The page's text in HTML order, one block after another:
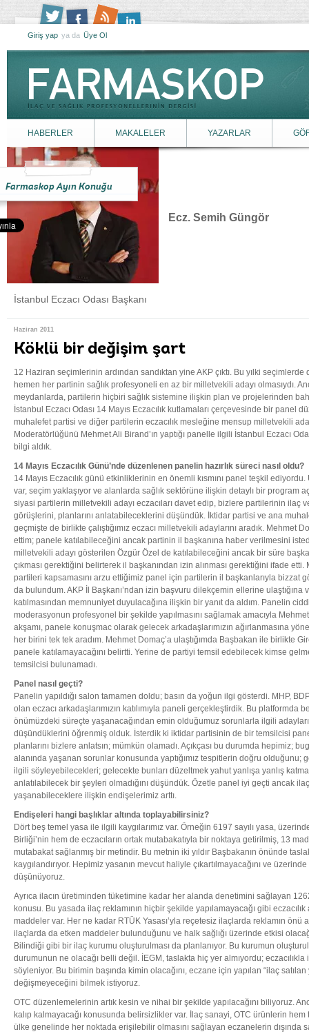
Giriş yap ya da Üye Ol
HABERLER MAKALELER YAZARLAR
Farmaskop Ayın Konuğu
Ecz. Semih Güngör
İstanbul Eczacı Odası Başkanı
Haziran 2011
Köklü bir değişim şart
12 Haziran seçimlerinin ardından sandıktan yine AKP çıktı. Bu yılki
hemen her partinin sağlık profesyoneli en az bir milletvekili adayı olmasıydı.
meydanlarda, partilerin hiçbiri sağlık sistemine ilişkin plan ve projelerinden
İstanbul Eczacı Odası 14 Mayıs Eczacılık kutlamaları çerçevesinde bir panel
muhalefet partisi ve diğer partilerin eczacılık mesleğine mensup milletvekili
Moderatörlüğünü Mehmet Ali Birand’ın yaptığı panelle ilgili İstanbul Eczacı
bilgi aldık.
14 Mayıs Eczacılık Günü’nde düzenlenen panelin hazırlık süreci nasıl oldu?
14 Mayıs Eczacılık günü etkinliklerinin en önemli kısmını panel teşkil
var, seçim yaklaşıyor ve alanlarda sağlık sektörüne ilişkin detaylı bir program
siyasi partilerin milletvekili adayı eczacıları davet edip, bizlere partilerinin ilaç
görüşlerini, planlarını anlatabileceklerini düşündük. İktidar partisi ve ana
geçmişte de birlikte çalıştığımız eczacı milletvekili adaylarını aradık. Mehmet
ettim; panele katılabileceğini ancak partinin il başkanına haber verilmesini
milletvekili adayı gösterilen Özgür Özel de katılabileceğini ancak bir süre
çıkması gerektiğini belirterek il başkanından izin alınması gerektiğini ifade
partileri kapsamasını arzu ettiğimiz panel için partilerin il başkanlarıyla bizzat
da bulundum. AKP İl Başkanı’ndan izin başvuru dilekçemin ellerine ulaştığına
katılmasından memnuniyet duyulacağına ilişkin bir yanıt da aldım. Panelin
moderasyonun profesyonel bir şekilde yapılmasını sağlamak amacıyla
akşamı, panele konuşmac olarak gelecek arkadaşlarımızın ağırlanmasına
her birini tek tek aradım. Mehmet Domaç’a ulaştığımda Başbakan ile birlikte
panele katılamayacağını belirtti. Yerine de partiyi temsil edebilecek kimse
temsilcisi bulunamadı.
Panel nasıl geçti?
Panelin yapıldığı salon tamamen doldu; basın da yoğun ilgi gösterdi. MHP,
olan eczacı arkadaşlarımızın katılımıyla paneli gerçekleştirdik. Bu platformda
önümüzdeki süreçte yaşanacağından emin olduğumuz sorunlarla ilgili
düşündüklerini öğrenmiş olduk. İsterdik ki iktidar partisinin de bir temsilcisi
planlarını bizlere anlatsın; mümkün olamadı. Açıkçası bu durumda hepimiz;
alanında yaşanan sorunlar konusunda yaptığımız tespitlerin doğru olduğunu;
ilgili söyleyebilecekleri; gelecekte bunları düzeltmek yahut yanlışa yanlış
anlatılabilecek bir şeyleri olmadığını düşündük. Özetle panel iyi geçti ancak
yaşanabileceklere ilişkin endişelerimiz arttı.
Endişeleri hangi başlıklar altında toplayabilirsiniz?
Dört beş temel yasa ile ilgili kaygılarımız var. Örneğin 6197 sayılı yasa,
Birliği’nin hem de eczacıların ortak mutabakatıyla bir noktaya getirilmiş, 13
mutabakat sağlanmış bir metindir. Bu metnin iki yıldır Başbakanın önünde
kaygılandırıyor. Hepimiz yasanın mevcut haliyle çıkartılmayacağını ve
düşünüyoruz.
Ayrıca ilacın üretiminden tüketimine kadar her alanda denetimini sağlayan
konusu. Bu yasada ilaç reklamının hiçbir şekilde yapılamayacağı gibi eczacılık
maddeler var. Her ne kadar RTÜK Yasası’yla reçetesiz ilaçlarda reklamın önü
ilaçlarda da etken maddeler bulunduğunu ve halk sağlığı üzerinde etkisi
Bilindiği gibi bir ilaç kurumu oluşturulması da planlanıyor. Bu kurumun
durumunun ne olacağı belli değil. İEGM, taslakta hiç yer almıyordu;
söyleniyor. Bu birimin başında kimin olacağını, eczane için yapılan “ilaç satılan
değişmeyeceğini bilmek istiyoruz.
OTC düzenlemelerinin artık kesin ve nihai bir şekilde yapılacağını biliyoruz.
kalıp kalmayacağı konusunda belirsizlikler var. İlaç sanayi, OTC ürünlerin
ülke genelinde her noktada erişilebilir olmasını sağlayan eczanelerin dışında